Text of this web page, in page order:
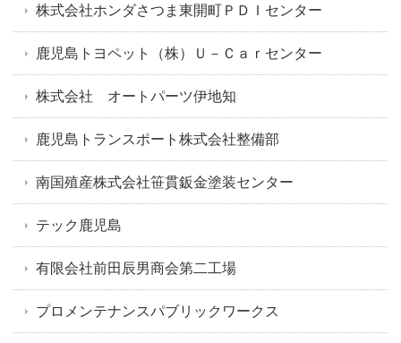
株式会社ホンダさつま東開町ＰＤＩセンター
鹿児島トヨペット（株）Ｕ－Ｃａｒセンター
株式会社 オートパーツ伊地知
鹿児島トランスポート株式会社整備部
南国殖産株式会社笹貫鈑金塗装センター
テック鹿児島
有限会社前田辰男商会第二工場
プロメンテナンスパブリックワークス